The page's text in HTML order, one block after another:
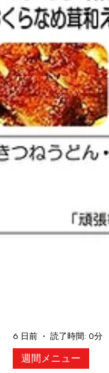
6 日前 読了時間: 0分